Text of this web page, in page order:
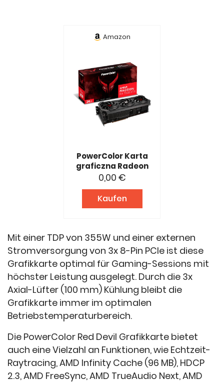
Amazon
PowerColor Karta
graficzna Radeon
RX 7900 XTX Red
(RX 7900 XTX 24G-
E/OC)
0,00 €
Kaufen
Mit einer TDP von 355W und einer externen
Stromversorgung von 3x 8-Pin PCIe ist diese
Grafikkarte optimal für Gaming-Sessions mit
höchster Leistung ausgelegt. Durch die 3x
Axial-Lüfter (100 mm) Kühlung bleibt die
Grafikkarte immer im optimalen
Betriebstemperaturbereich.
Die PowerColor Red Devil Grafikkarte bietet
auch eine Vielzahl an Funktionen, wie Echtzeit-
Raytracing, AMD Infinity Cache (96 MB), HDCP
2.3, AMD FreeSync, AMD TrueAudio Next, AMD